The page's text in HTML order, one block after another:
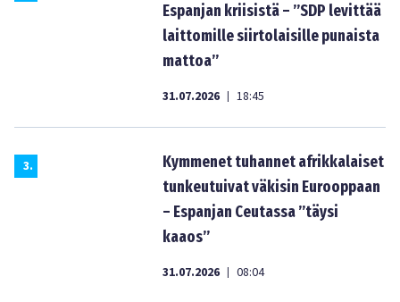
Espanjan kriisistä – ”SDP levittää
laittomille siirtolaisille punaista
mattoa”
31.07.2026 | 18:45
3.
Kymmenet tuhannet afrikkalaiset
tunkeutuivat väkisin Eurooppaan
– Espanjan Ceutassa ”täysi
kaaos”
31.07.2026 | 08:04